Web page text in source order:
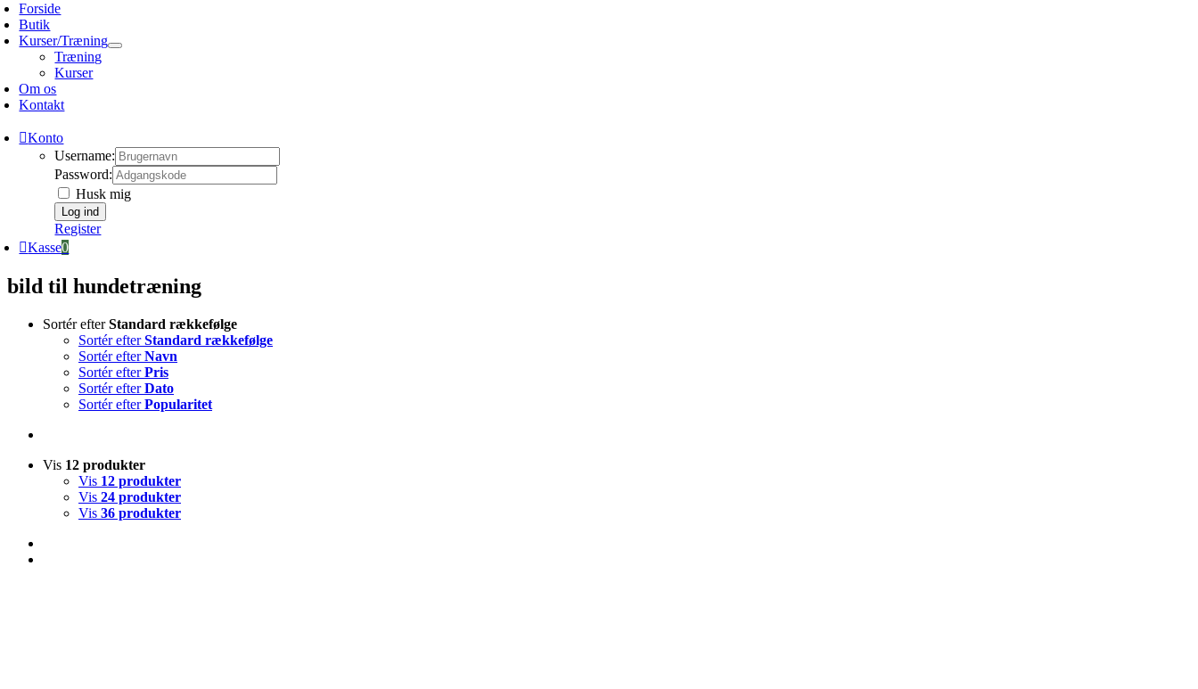
Forside
Butik
Kurser/Træning
Træning
Kurser
Om os
Kontakt
Konto
Username:
Password:
Husk mig
Register
Kasse0
bild til hundetræning
Sortér efterStandard rækkefølge
Sortér efterStandard rækkefølge
Sortér efterNavn
Sortér efterPris
Sortér efterDato
Sortér efterPopularitet
Vis 12 produkter
Vis 12 produkter
Vis 24 produkter
Vis 36 produkter